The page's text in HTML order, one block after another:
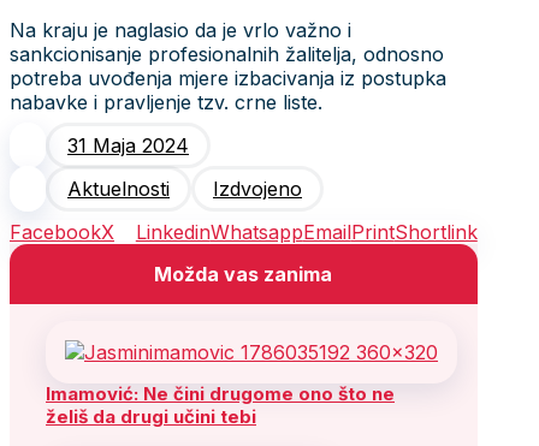
Na kraju je naglasio da je vrlo važno i
sankcionisanje profesionalnih žalitelja, odnosno
potreba uvođenja mjere izbacivanja iz postupka
nabavke i pravljenje tzv. crne liste.
31 Maja 2024
Aktuelnosti
Izdvojeno
FacebookX LinkedinWhatsappEmailPrintShortlink
Možda vas zanima
Imamović: Ne čini drugome ono što ne
želiš da drugi učini tebi